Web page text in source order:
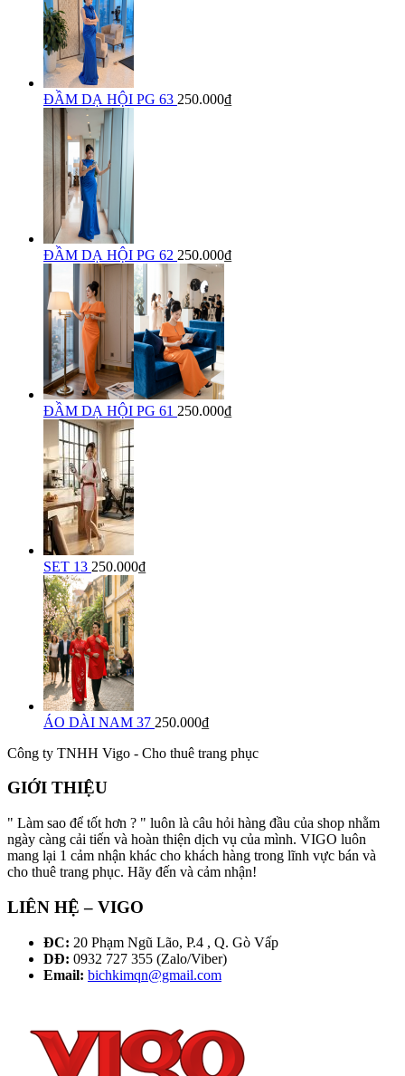
ĐẦM DẠ HỘI PG 63 250.000₫
ĐẦM DẠ HỘI PG 62 250.000₫
ĐẦM DẠ HỘI PG 61 250.000₫
SET 13 250.000₫
ÁO DÀI NAM 37 250.000₫
Công ty TNHH Vigo - Cho thuê trang phục
GIỚI THIỆU
" Làm sao để tốt hơn ? " luôn là câu hỏi hàng đầu của shop nhằm
ngày càng cải tiến và hoàn thiện dịch vụ của mình. VIGO luôn
mang lại 1 cảm nhận khác cho khách hàng trong lĩnh vực bán và
cho thuê trang phục. Hãy đến và cảm nhận!
LIÊN HỆ – VIGO
ĐC: 20 Phạm Ngũ Lão, P.4 , Q. Gò Vấp
DĐ: 0932 727 355 (Zalo/Viber)
Email: bichkimqn@gmail.com